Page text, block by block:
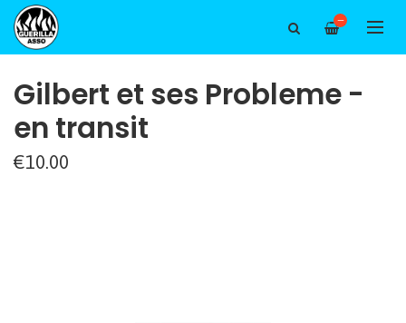
—
Gilbert et ses Probleme -
en transit
€10.00